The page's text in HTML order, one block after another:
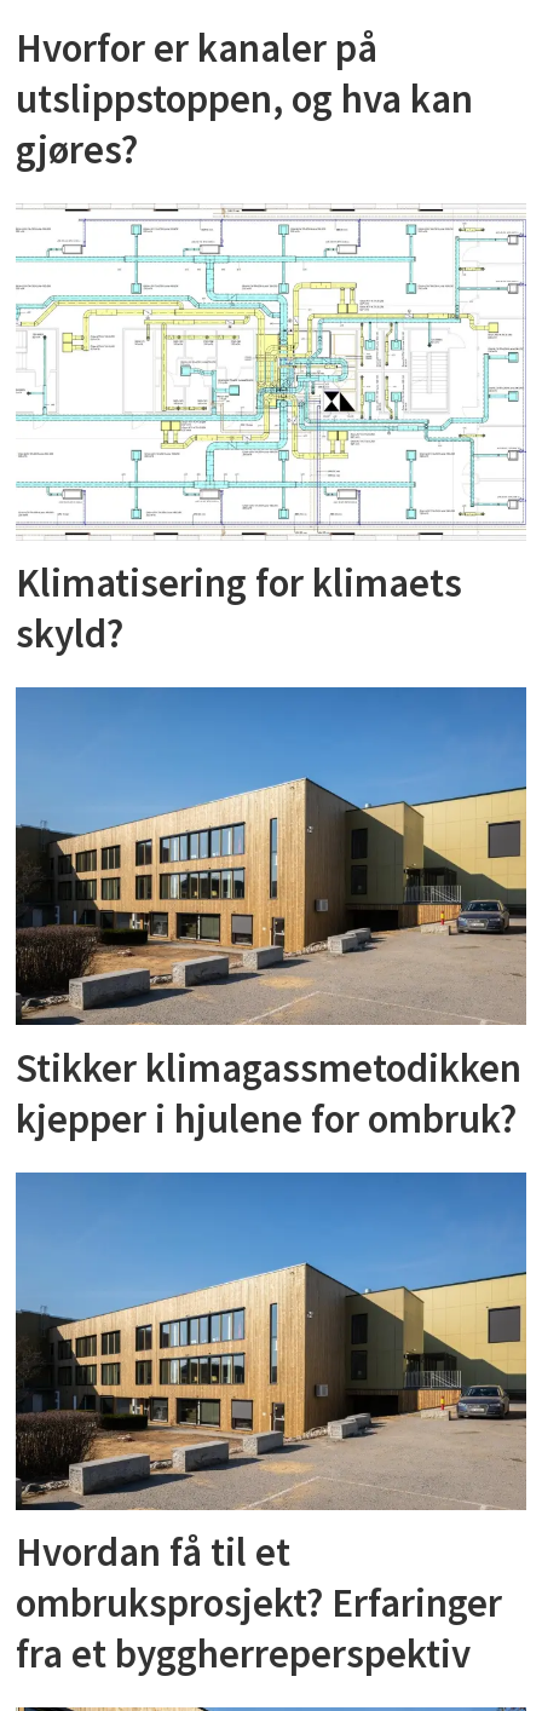
Hvorfor er kanaler på
utslippstoppen, og hva kan
gjøres?
Klimatisering for klimaets
skyld?
Stikker klimagassmetodikken
kjepper i hjulene for ombruk?
Hvordan få til et
ombruksprosjekt? Erfaringer
fra et byggherreperspektiv